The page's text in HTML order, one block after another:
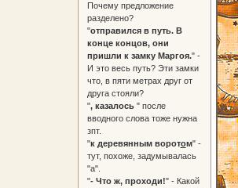
Почему предложение
разделено?
"отправился в путь. В
конце концов, они
пришли к замку Маргоя." -
И это весь путь? Эти замки
что, в пяти метрах друг от
друга стояли?
", казалось " после
вводного слова тоже нужна
зпт.
"к деревянным воротом" -
тут, похоже, задумывалась
"а".
"- Что ж, проходи!" - Какой